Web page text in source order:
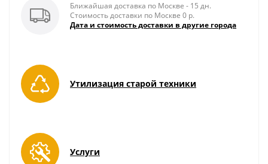
Ближайшая доставка по Москве - 15 дн.
Стоимость доставки по Москве 0 р.
Дата и стоимость доставки в другие города
Утилизация старой техники
Услуги